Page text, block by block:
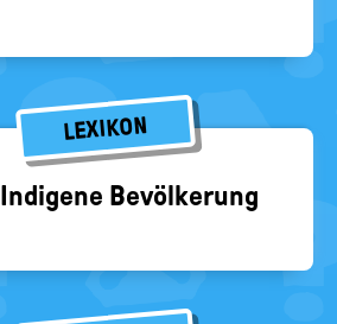
LEXIKON
In­di­ge­ne Be­völ­ke­rung